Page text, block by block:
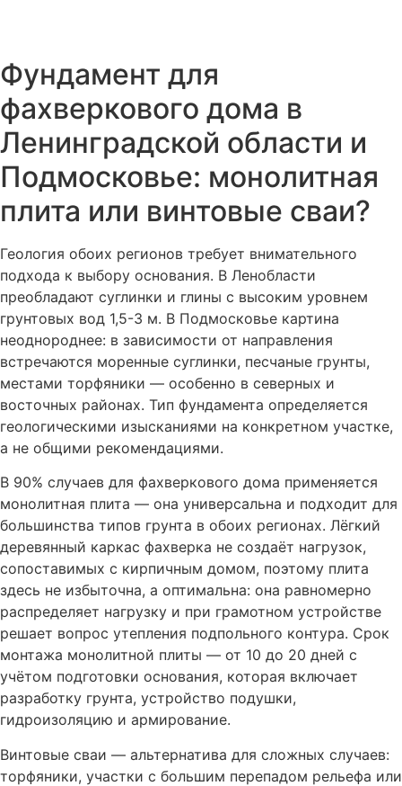
Фундамент для
фахверкового дома в
Ленинградской области и
Подмосковье: монолитная
плита или винтовые сваи?
Геология обоих регионов требует внимательного
подхода к выбору основания. В Ленобласти
преобладают суглинки и глины с высоким уровнем
грунтовых вод 1,5-3 м. В Подмосковье картина
неоднороднее: в зависимости от направления
встречаются моренные суглинки, песчаные грунты,
местами торфяники — особенно в северных и
восточных районах. Тип фундамента определяется
геологическими изысканиями на конкретном участке,
а не общими рекомендациями.
В 90% случаев для фахверкового дома применяется
монолитная плита — она универсальна и подходит для
большинства типов грунта в обоих регионах. Лёгкий
деревянный каркас фахверка не создаёт нагрузок,
сопоставимых с кирпичным домом, поэтому плита
здесь не избыточна, а оптимальна: она равномерно
распределяет нагрузку и при грамотном устройстве
решает вопрос утепления подпольного контура. Срок
монтажа монолитной плиты — от 10 до 20 дней с
учётом подготовки основания, которая включает
разработку грунта, устройство подушки,
гидроизоляцию и армирование.
Винтовые сваи — альтернатива для сложных случаев:
торфяники, участки с большим перепадом рельефа или